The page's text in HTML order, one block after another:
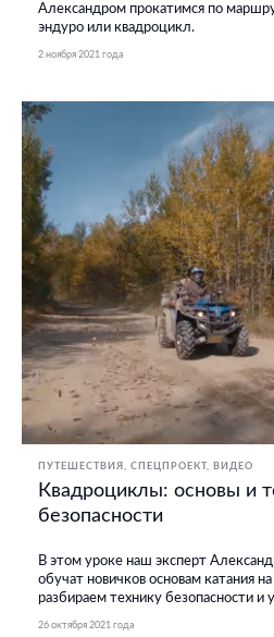
Александром прокатимся по
эндуро или квадроцикл.
2 ноября 2021 года
ПУТЕШЕСТВИЯ СПЕЦПРОЕКТ ВИДЕО
Квадроциклы: основы и
безопасности
В этом уроке наш эксперт
обучат новичков основам катания
разбираем технику безопасности и
26 октября 2021 года